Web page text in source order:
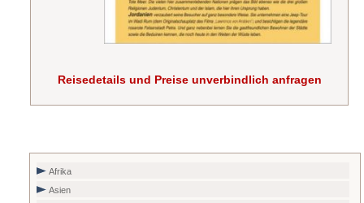
Reisedetails und Preise unverbindlich anfragen
Afrika
Asien